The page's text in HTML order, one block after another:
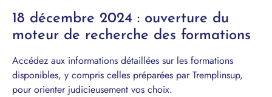
18 décembre 2024 : ouverture du
moteur de recherche des formations
Accédez aux informations détaillées sur les formations
disponibles, y compris celles préparées par Tremplinsup,
pour orienter judicieusement vos choix.